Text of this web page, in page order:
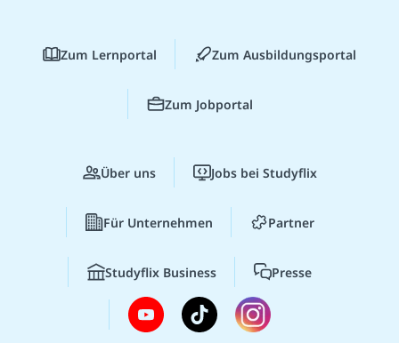
Zum Lernportal Zum Ausbildungsportal
Zum Jobportal
Über uns Jobs bei Studyflix
Für Unternehmen Partner
Studyflix Business Presse